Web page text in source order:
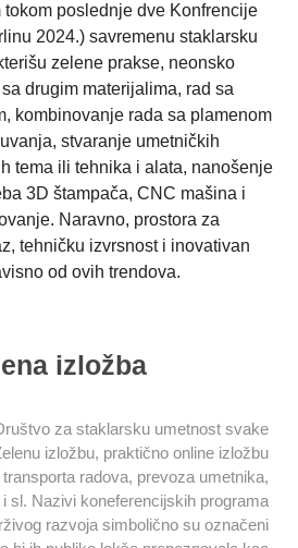
poslednje dve Konfrencije
2024.) savremenu staklarsku
zelene prakse, neonsko
drugim materijalima, rad sa
kombinovanje rada sa plamenom
stvaranje umetničkih
tema ili tehnika i alata, nanošenje
3D štampača, CNC mašina i
Naravno, prostora za
tehničku izvrsnost i inovativan
od ovih trendova.
izložba
za staklarsku umetnost svake
izložbu, praktično online izložbu
radova, prevoza umetnika,
sl. Nazivi koneferencijskih programa
razvoja simbolično su označeni